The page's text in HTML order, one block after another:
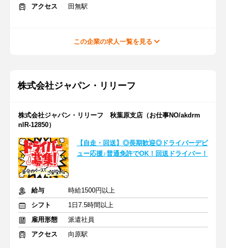
アクセス
田無駅
この企業の求人一覧を見る
株式会社ジャパン・リリーフ
株式会社ジャパン・リリーフ 秋葉原支店（お仕事NO/akdrm
nlR-12850）
【自走・回送】◎長期歓迎◎ドライバーデビ
ュー応援♪普通免許でOK！回送ドライバー！
給与
時給1500円以上
シフト
1日7.5時間以上
雇用形態
派遣社員
アクセス
向原駅